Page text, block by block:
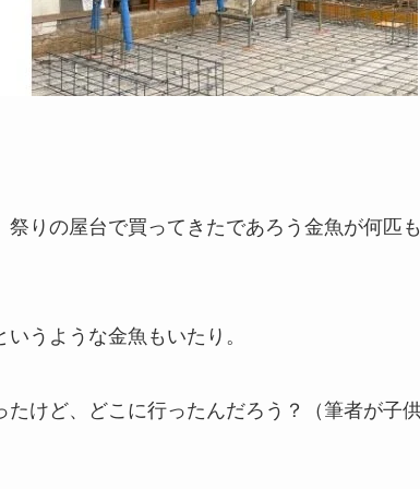
りの屋台で買ってきたであろう金魚が何匹
いうような金魚もいたり。
けど、どこに行ったんだろう？（筆者が子